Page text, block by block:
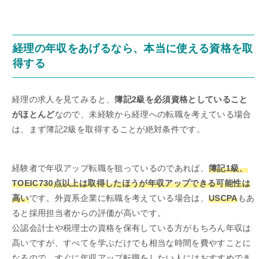
経理の年収をあげるなら、本当に使える資格を取
得する
経理の求人を見てみると、簿記2級を必須資格としていること
がほとんどなので、未経験から経理への転職を考えている場合
は、まず簿記2級を取得することが絶対条件です。
経験者で年収アップ転職を狙っているのであれば、簿記1級、
TOEIC730点以上は取得したほうが年収アップできる可能性は
高いです。外資系企業に転職を考えている場合は、USCPAもあ
ると採用担当者からの評価が高いです。
公認会計士や税理士の資格を保有している方がもちろん年収は
高いですが、すべてを学ぶだけでも相当な時間を費やすことに